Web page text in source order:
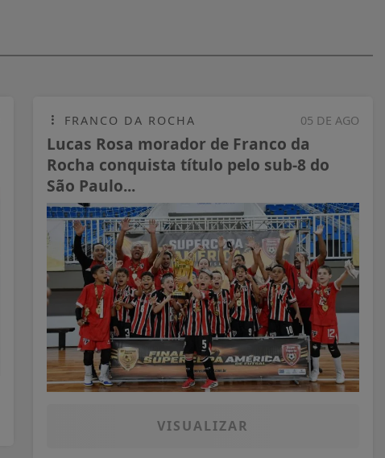
05 DE AGO
FRANCO DA ROCHA
Lucas Rosa morador de Franco da
Rocha conquista título pelo sub-8 do
São Paulo...
VISUALIZAR